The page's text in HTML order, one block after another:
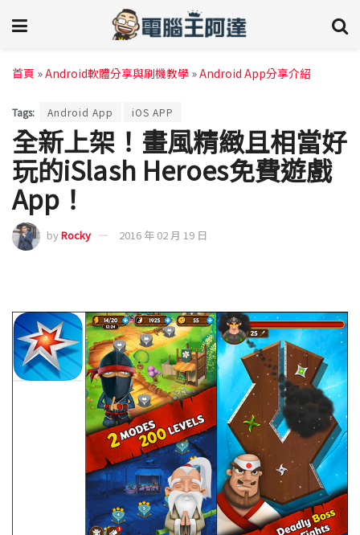
首頁 »Android軟體分享與刷機教學 »Android App分享介紹
Tags: Android App iOS APP
全新上架！畫風精緻且相當好
玩的iSlash Heroes免費遊戲
App！
byRocky 2016 年 02 月 19 日